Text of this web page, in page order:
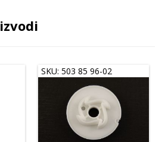
SKU: 503 85 96-02